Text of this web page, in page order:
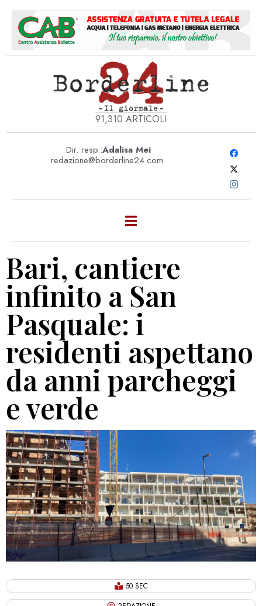
91,310 ARTICOLI
Dir. resp.:Adalisa Mei
redazione@borderline24.com
Bari, cantiere
infinito a San
Pasquale: i
residenti aspettano
da anni parcheggi
e verde
50 SEC